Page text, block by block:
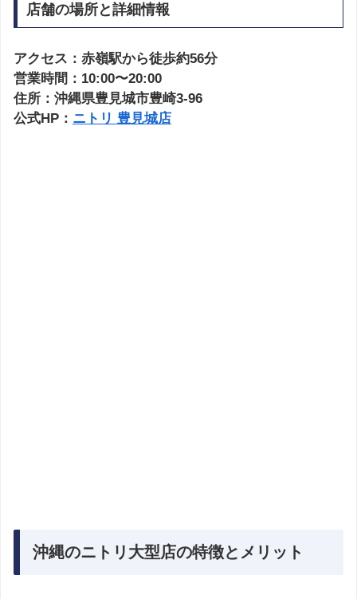
店舗の場所と詳細情報
アクセス：赤嶺駅から徒歩約56分
営業時間：10:00〜20:00
住所：沖縄県豊見城市豊崎3-96
公式HP： ニトリ 豊見城店
沖縄のニトリ大型店の特徴とメリット